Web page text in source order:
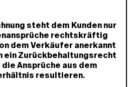
steht dem Kunden nur
rechtskräftig
dem Verkäufer anerkannt
ein Zurückbehaltungsrecht
Ansprüche aus dem
resultieren.